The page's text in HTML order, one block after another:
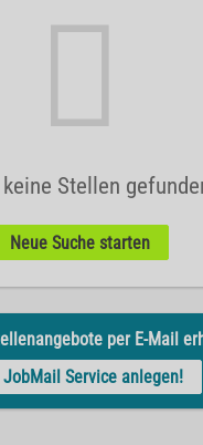
Stellen
Neue Suche starten
per E-Mail
JobMail Service anlegen!